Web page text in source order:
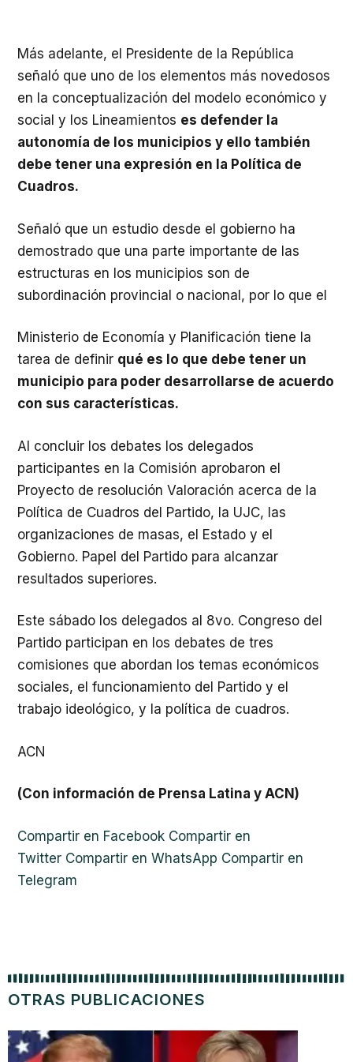
Más adelante, el Presidente de la República
señaló que uno de los elementos más novedosos
en la conceptualización del modelo económico y
social y los Lineamientos es defender la
autonomía de los municipios y ello también
debe tener una expresión en la Política de
Cuadros.
Señaló que un estudio desde el gobierno ha
demostrado que una parte importante de las
estructuras en los municipios son de
subordinación provincial o nacional, por lo que el
Ministerio de Economía y Planificación tiene la
tarea de definir qué es lo que debe tener un
municipio para poder desarrollarse de acuerdo
con sus características.
Al concluir los debates los delegados
participantes en la Comisión aprobaron el
Proyecto de resolución Valoración acerca de la
Política de Cuadros del Partido, la UJC, las
organizaciones de masas, el Estado y el
Gobierno. Papel del Partido para alcanzar
resultados superiores.
Este sábado los delegados al 8vo. Congreso del
Partido participan en los debates de tres
comisiones que abordan los temas económicos
sociales, el funcionamiento del Partido y el
trabajo ideológico, y la política de cuadros.
ACN
(Con información de Prensa Latina y ACN)
Compartir en Facebook Compartir en
Twitter Compartir en WhatsApp Compartir en
Telegram
OTRAS PUBLICACIONES